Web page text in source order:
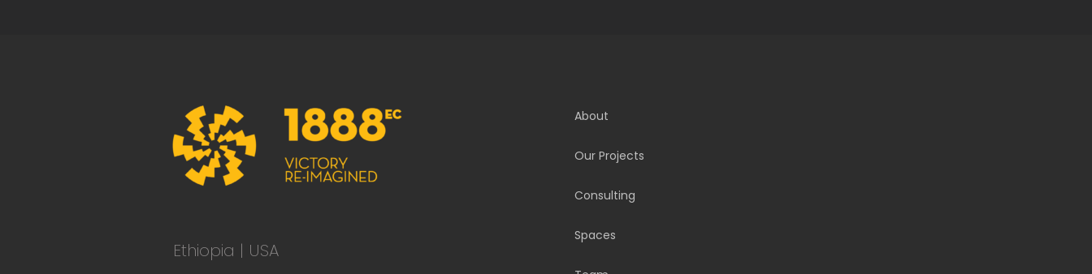
Ethiopia | USA
About
Our Projects
Consulting
Spaces